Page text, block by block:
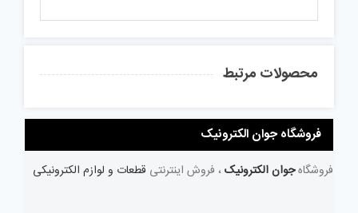
محصولات مرتبط
فروشگاه جوان الکترونیک
فروشگاهجوان الکترونیک ، فروش اینترنتی قطعات و لوازم الکترونیکی